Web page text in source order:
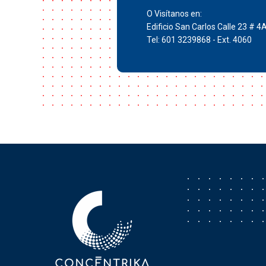
O Visítanos en:
Edificio San Carlos Calle 23 #
Tel: 601 3239868 - Ext. 4060